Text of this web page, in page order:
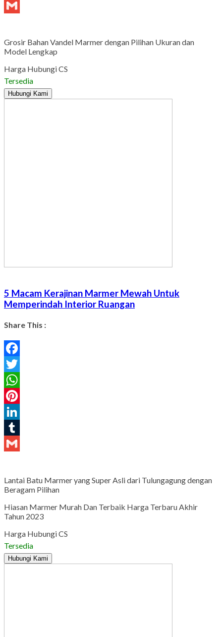
Tumblr
Grosir Bahan Vandel Marmer dengan Pilihan Ukuran dan
Model Lengkap
Harga Hubungi CS
Tersedia
Hubungi Kami
5 Macam Kerajinan Marmer Mewah Untuk
Memperindah Interior Ruangan
Share This :
Facebook
Twitter
WhatsApp
Pinterest
LinkedIn
Tumblr
Lantai Batu Marmer yang Super Asli dari Tulungagung dengan
Beragam Pilihan
Hiasan Marmer Murah Dan Terbaik Harga Terbaru Akhir
Tahun 2023
Harga Hubungi CS
Tersedia
Hubungi Kami